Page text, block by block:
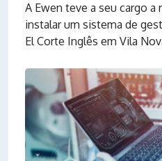
A Ewen teve a seu cargo a
instalar um sistema de
El Corte Inglês em Vila